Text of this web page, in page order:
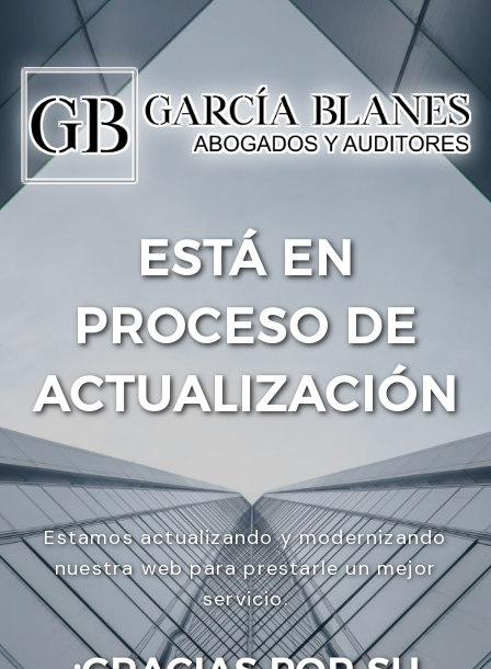
ESTÁ EN
PROCESO DE
ACTUALIZACIÓN
Estamos actualizando y modernizando
nuestra web para prestarle un mejor
servicio.